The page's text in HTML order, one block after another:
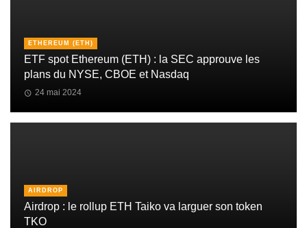
ETHEREUM (ETH)
ETF spot Ethereum (ETH) : la SEC approuve les
plans du NYSE, CBOE et Nasdaq
24 mai 2024
AIRDROP
Airdrop : le rollup ETH Taiko va larguer son token
TKO